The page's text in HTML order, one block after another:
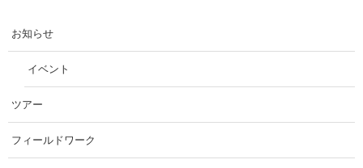
お知らせ
イベント
ツアー
フィールドワーク